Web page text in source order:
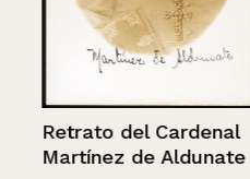
Retrato del Cardenal
Martínez de Aldunate